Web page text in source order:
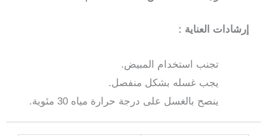
إرشادات العناية :
تجنب استخدام المبيض.
يجب غسله بشكل منفصل.
ينصح بالغسل على درجة حرارة مياه 30 مئوية.